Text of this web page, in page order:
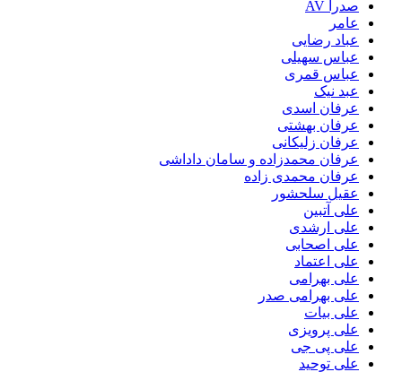
صدرا AV
عامر
عباد رضایی
عباس سهیلی
عباس قمری
عبد نیک
عرفان اسدی
عرفان بهشتی
عرفان زلیکانی
عرفان محمدزاده و سامان داداشی
عرفان محمدی زاده
عقیل سلحشور
علی آتبین
علی ارشدی
علی اصحابی
علی اعتماد
علی بهرامی
علی بهرامی صدر
علی بیات
علی پرویزی
علی پی جی
علی توحید